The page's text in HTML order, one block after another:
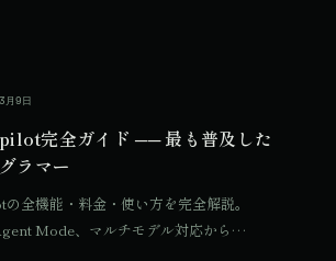
月9日
完全ガイド ── 最も普及した
ラマー
全機能・料金・使い方を完全解説。
Mode、マルチモデル対応から